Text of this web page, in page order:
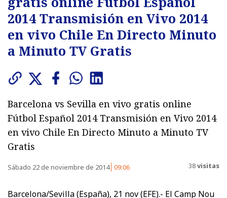
2014 Transmisión en Vivo 2014
en vivo Chile En Directo Minuto
a Minuto TV Gratis
Barcelona vs Sevilla en vivo gratis online
Fútbol Español 2014 Transmisión en Vivo 2014
en vivo Chile En Directo Minuto a Minuto TV
Gratis
Sábado 22 de noviembre de 2014 09:06 38visitas
Barcelona/Sevilla (España), 21 nov (EFE).- El Camp Nou